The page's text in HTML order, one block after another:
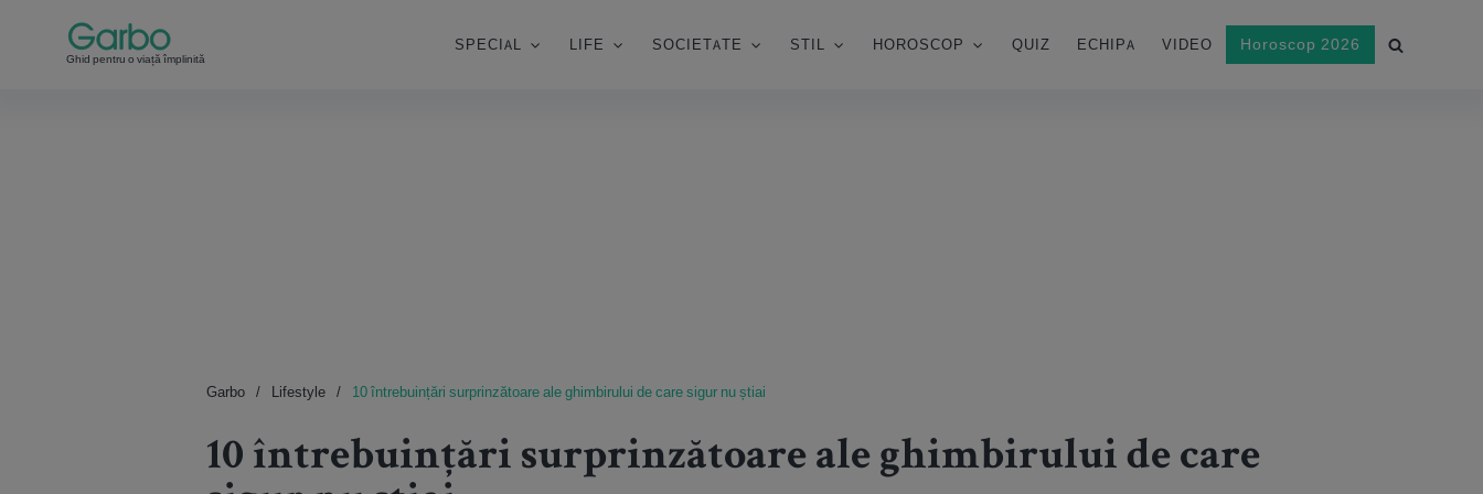
Ghid pentru o viață împlinită
SPECIAL LIFE SOCIETATE STIL HOROSCOP QUIZ ECHIPA VIDEO Horoscop 2026
Garbo Lifestyle 10 întrebuințări surprinzătoare ale ghimbirului de care sigur nu știai
10 întrebuințări surprinzătoare ale ghimbirului de care